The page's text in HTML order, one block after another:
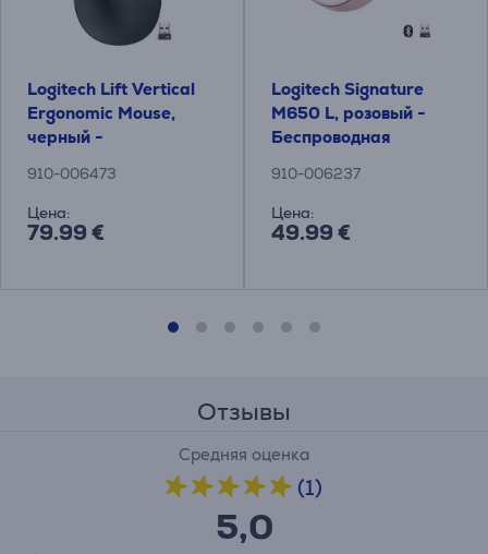
Logitech Lift Vertical
Ergonomic Mouse,
черный -
оптическая мышь
910-006473
Цена:
79.99 €
Logitech Signature
M650 L, розовый -
Беспроводная
910-006237
Цена:
49.99 €
Отзывы
Средняя оценка
(1)
5,0